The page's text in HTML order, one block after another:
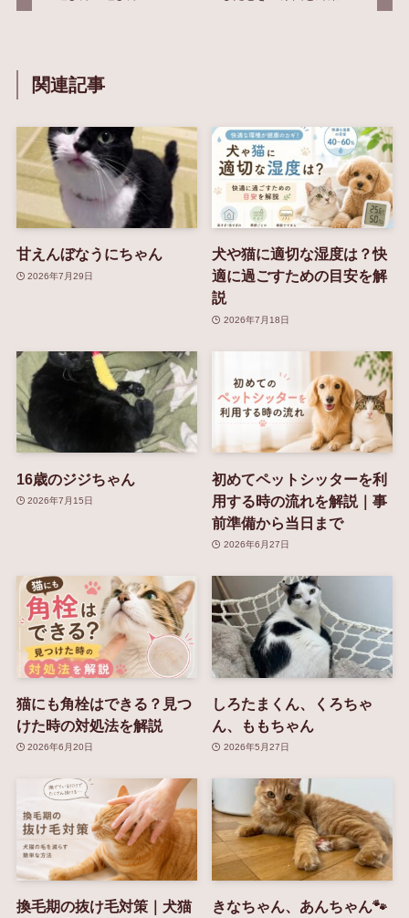
関連記事
甘えんぼなうにちゃん
2026年7月29日
犬や猫に適切な湿度は？快
適に過ごすための目安を解
説
2026年7月18日
16歳のジジちゃん
2026年7月15日
初めてペットシッターを利
用する時の流れを解説｜事
前準備から当日まで
2026年6月27日
猫にも角栓はできる？見つ
けた時の対処法を解説
2026年6月20日
しろたまくん、くろちゃ
ん、ももちゃん
2026年5月27日
換毛期の抜け毛対策｜犬猫 きなちゃん、あんちゃん🐾